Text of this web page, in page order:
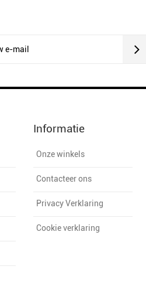
Informatie
Onze winkels
Contacteer ons
Privacy Verklaring
Cookie verklaring